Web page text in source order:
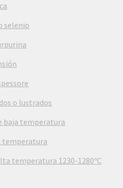
selenio
o lustrados
baja temperatura
temperatura
temperatura 1230-1280ºC